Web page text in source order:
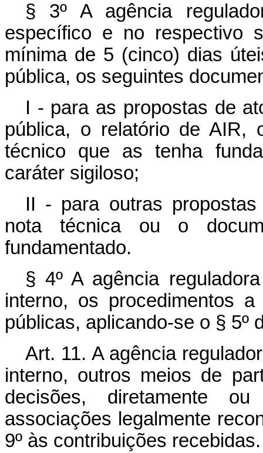
§ 3º A agência
específico e no respectivo
mínima de 5 (cinco) dias
pública, os seguintes
I - para as propostas de
pública, o relatório de AIR,
técnico que as tenha
caráter sigiloso;
II - para outras
nota técnica ou o
fundamentado.
§ 4º A agência
interno, os procedimentos
públicas, aplicando-se o § 5º
Art. 11. A agência
interno, outros meios de
decisões, diretamente
associações legalmente
9º às contribuições recebidas.